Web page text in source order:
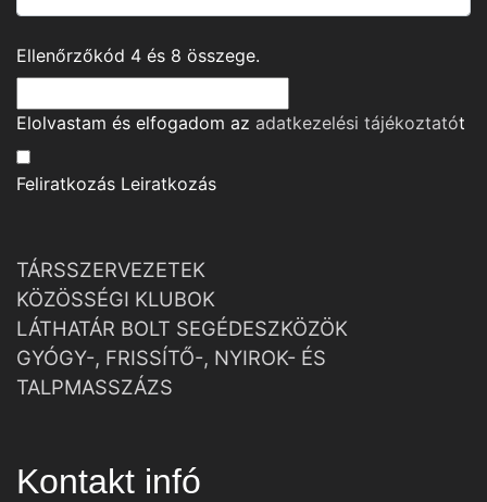
Ellenőrzőkód 4 és 8 összege.
Elolvastam és elfogadom az adatkezelési tájékoztatót
Feliratkozás Leiratkozás
TÁRSSZERVEZETEK
KÖZÖSSÉGI KLUBOK
LÁTHATÁR BOLT SEGÉDESZKÖZÖK
GYÓGY-, FRISSÍTŐ-, NYIROK- ÉS
TALPMASSZÁZS
Kontakt infó